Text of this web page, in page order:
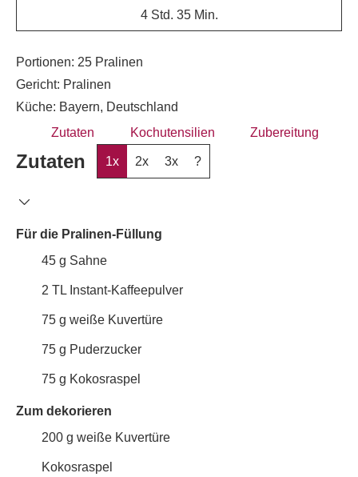
4 Std. 35 Min.
Portionen: 25 Pralinen
Gericht: Pralinen
Küche: Bayern, Deutschland
Zutaten
Kochutensilien Zubereitung
Zutaten 1x 2x 3x ?
Für die Pralinen-Füllung
45 g Sahne
2 TL Instant-Kaffeepulver
75 g weiße Kuvertüre
75 g Puderzucker
75 g Kokosraspel
Zum dekorieren
200 g weiße Kuvertüre
Kokosraspel